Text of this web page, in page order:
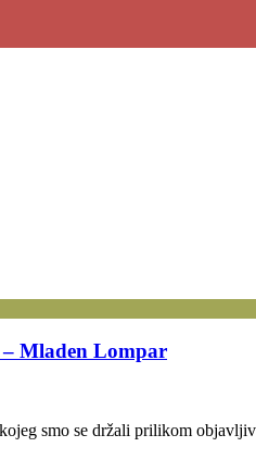
– Mladen Lompar
smo se držali prilikom